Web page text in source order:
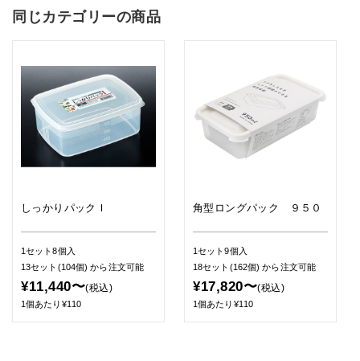
同じカテゴリーの商品
しっかりパックＩ
1セット8個入
13セット(104個)から注文可能
¥11,440〜(税込)
1個あたり¥110
角型ロングパック ９５０
1セット9個入
18セット(162個)から注文可能
¥17,820〜(税込)
1個あたり¥110